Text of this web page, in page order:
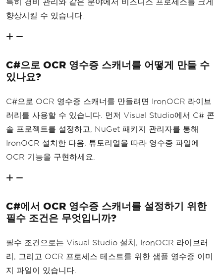
특히 경비 관리와 같은 분야에서 비즈니스 프로세스를 크게
향상시킬 수 있습니다.
C#으로 OCR 영수증 스캐너를 어떻게 만들 수
있나요?
C#으로 OCR 영수증 스캐너를 만들려면 IronOCR 라이브
러리를 사용할 수 있습니다. 먼저 Visual Studio에서 C# 콘
솔 프로젝트를 설정하고, NuGet 패키지 관리자를 통해
IronOCR 설치한 다음, 튜토리얼을 따라 영수증 파일에
OCR 기능을 구현하세요.
C#에서 OCR 영수증 스캐너를 설정하기 위한
필수 조건은 무엇입니까?
필수 조건으로는 Visual Studio 설치, IronOCR 라이브러
리, 그리고 OCR 프로세스 테스트를 위한 샘플 영수증 이미
지 파일이 있습니다.